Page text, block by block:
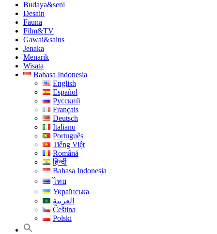
Budaya&seni
Desain
Fauna
Film&TV
Gawai&sains
Jenaka
Menarik
Wisata
Bahasa Indonesia
English
Español
Русский
Français
Deutsch
Italiano
Português
Tiếng Việt
Română
हिन्दी
Bahasa Indonesia
ไทย
Українська
العربية
Čeština
Polski